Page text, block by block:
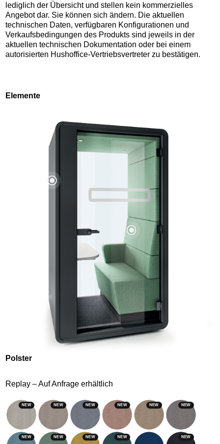
lediglich der Übersicht und stellen kein kommerzielles
Angebot dar. Sie können sich ändern. Die aktuellen
technischen Daten, verfügbaren Konfigurationen und
Verkaufsbedingungen des Produkts sind jeweils in der
aktuellen technischen Dokumentation oder bei einem
autorisierten Hushoffice-Vertriebsvertreter zu bestätigen.
Elemente
Polster
Replay – Auf Anfrage erhältlich
NEW NEW NEW NEW NEW NEW
NEW NEW NEW NEW NEW